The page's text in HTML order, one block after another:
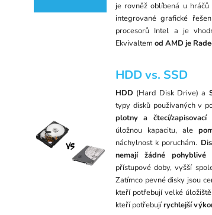
je rovněž oblíbená u hráčů
integrované grafické
procesorů Intel a je
Ekvivaltem od AMD je
HDD vs. SSD
HDD (Hard Disk Drive) a
typy disků používaných v
plotny a čtecí/zapisovací
úložnou kapacitu, ale
náchylnost k poruchám.
nemají žádné pohyblivé
přístupové doby, vyšší
Zatímco pevné disky jsou
kteří potřebují velké
kteří potřebujírychlejší